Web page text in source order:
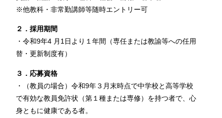
※他教科・非常勤講師等随時エントリー可
２．採用期間
・令和9年4 月1日より１年間（専任または教諭等への任用
替・更新制度有）
３．応募資格
・（教員の場合）令和9年３月末時点で中学校と高等学校
で有効な教員免許状（第１種または専修）を持つ者で、心
身ともに健康である者。